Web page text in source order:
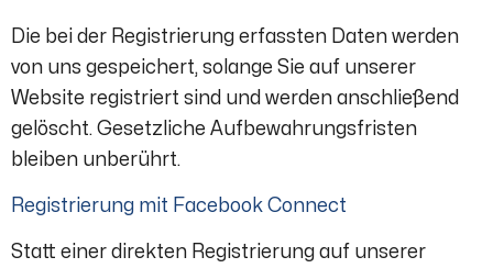
Die bei der Registrierung erfassten Daten werden
von uns gespeichert, solange Sie auf unserer
Website registriert sind und werden anschließend
gelöscht. Gesetzliche Aufbewahrungsfristen
bleiben unberührt.
Registrierung mit Facebook Connect
Statt einer direkten Registrierung auf unserer